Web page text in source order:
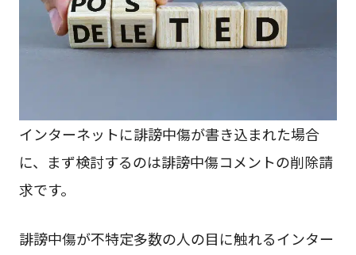
インターネットに誹謗中傷が書き込まれた場合
に、まず検討するのは誹謗中傷コメントの削除請
求です。
誹謗中傷が不特定多数の人の目に触れるインター